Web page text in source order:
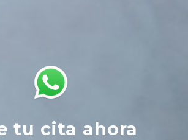
tu cita ahora